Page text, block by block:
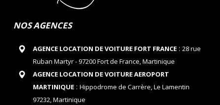
NOS AGENCES
AGENCE LOCATION DE VOITURE FORT FRANCE: 28 rue
Ruban Martyr - 97200 Fort de France, Martinique
AGENCE LOCATION DE VOITURE AEROPORT
MARTINIQUE: Hippodrome de Carrère, Le Lamentin
97232, Martinique